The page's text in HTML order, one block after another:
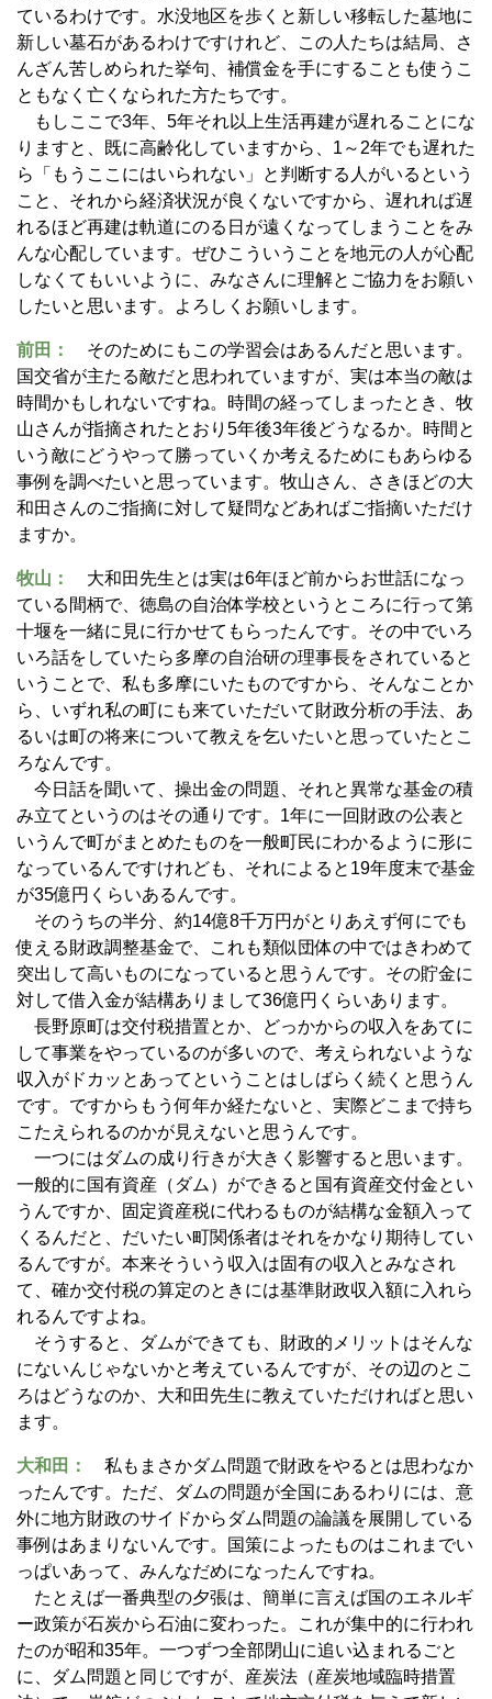
ているわけです。水没地区を歩くと新しい移転した墓地に
新しい墓石があるわけですけれど、この人たちは結局、さ
んざん苦しめられた挙句、補償金を手にすることも使うこ
ともなく亡くなられた方たちです。
もしここで3年、5年それ以上生活再建が遅れることにな
りますと、既に高齢化していますから、1～2年でも遅れた
ら「もうここにはいられない」と判断する人がいるという
こと、それから経済状況が良くないですから、遅れれば遅
れるほど再建は軌道にのる日が遠くなってしまうことをみ
んな心配しています。ぜひこういうことを地元の人が心配
しなくてもいいように、みなさんに理解とご協力をお願い
したいと思います。よろしくお願いします。
前田：
そのためにもこの学習会はあるんだと思います。
国交省が主たる敵だと思われていますが、実は本当の敵は
時間かもしれないですね。時間の経ってしまったとき、牧
山さんが指摘されたとおり5年後3年後どうなるか。時間と
いう敵にどうやって勝っていくか考えるためにもあらゆる
事例を調べたいと思っています。牧山さん、さきほどの大
和田さんのご指摘に対して疑問などあればご指摘いただけ
ますか。
牧山：
大和田先生とは実は6年ほど前からお世話になっ
ている間柄で、徳島の自治体学校というところに行って第
十堰を一緒に見に行かせてもらったんです。その中でいろ
いろ話をしていたら多摩の自治研の理事長をされていると
いうことで、私も多摩にいたものですから、そんなことか
ら、いずれ私の町にも来ていただいて財政分析の手法、あ
るいは町の将来について教えを乞いたいと思っていたとこ
ろなんです。
今日話を聞いて、操出金の問題、それと異常な基金の積
み立てというのはその通りです。1年に一回財政の公表と
いうんで町がまとめたものを一般町民にわかるように形に
なっているんですけれども、それによると19年度末で基金
が35億円くらいあるんです。
そのうちの半分、約14億8千万円がとりあえず何にでも
使える財政調整基金で、これも類似団体の中ではきわめて
突出して高いものになっていると思うんです。その貯金に
対して借入金が結構ありまして36億円くらいあります。
長野原町は交付税措置とか、どっかからの収入をあてに
して事業をやっているのが多いので、考えられないような
収入がドカッとあってということはしばらく続くと思うん
です。ですからもう何年か経たないと、実際どこまで持ち
こたえられるのかが見えないと思うんです。
一つにはダムの成り行きが大きく影響すると思います。
一般的に国有資産（ダム）ができると国有資産交付金とい
うんですか、固定資産税に代わるものが結構な金額入って
くるんだと、だいたい町関係者はそれをかなり期待してい
るんですが。本来そういう収入は固有の収入とみなされ
て、確か交付税の算定のときには基準財政収入額に入れら
れるんですよね。
そうすると、ダムができても、財政的メリットはそんな
にないんじゃないかと考えているんですが、その辺のとこ
ろはどうなのか、大和田先生に教えていただければと思い
ます。
大和田：
私もまさかダム問題で財政をやるとは思わなか
ったんです。ただ、ダムの問題が全国にあるわりには、意
外に地方財政のサイドからダム問題の論議を展開している
事例はあまりないんです。国策によったものはこれまでい
っぱいあって、みんなだめになったんですね。
たとえば一番典型の夕張は、簡単に言えば国のエネルギ
ー政策が石炭から石油に変わった。これが集中的に行われ
たのが昭和35年。一つずつ全部閉山に追い込まれるごと
に、ダム問題と同じですが、産炭法（産炭地域臨時措置